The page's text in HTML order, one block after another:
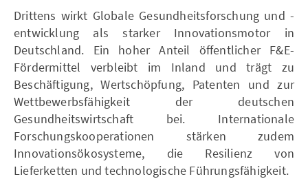
Drittens wirkt Globale Gesundheitsforschung und -
entwicklung als starker Innovationsmotor in
Deutschland. Ein hoher Anteil öffentlicher F&E-
Fördermittel verbleibt im Inland und trägt zu
Beschäftigung, Wertschöpfung, Patenten und zur
Wettbewerbsfähigkeit der deutschen
Gesundheitswirtschaft bei. Internationale
Forschungskooperationen stärken zudem
Innovationsökosysteme, die Resilienz von
Lieferketten und technologische Führungsfähigkeit.